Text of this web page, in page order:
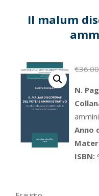
Il malum
€36.00
N.
Anno
ISBN: